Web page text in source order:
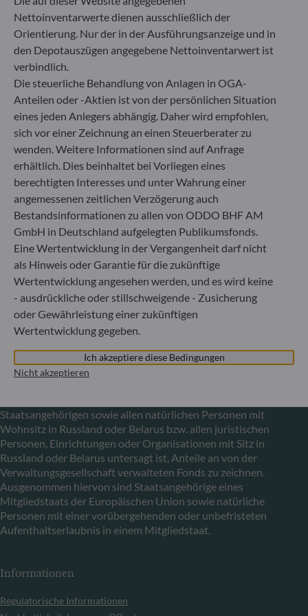
Deutschland
+49 (0) 69 920 50 0
Von der Bundesanstalt für Finanzdienstleistungsaufsicht
(„BaFin“) zugelassene und beaufsichtigte
Fondsverwaltungsgesellschaft
Handelsregister : HRB 11971 Amtsgericht Düsseldorf
ODDO BHF Asset Management LUX
6, rue Gabriel Lippmann
L-5365 Munsbach
+352 45 76 76 245
Von der Luxemburger Commission de Surveillance du
Secteur Financier (CSSF) zugelassene
Fondsverwaltungsgesellschaft, Handelsregisternummer: B
29891
Mitteilung zu EU-Sanktionen gegen Russland
im Zusammenhang mit der Ukraine-Krise verhängten
Sanktionen informieren wir Sie darüber, dass es gemäß den
Staatsangehörigen sowie allen natürlichen Personen mit
Wohnsitz in Russland oder Belarus bzw. allen juristischen
Personen, Einrichtungen oder Organisationen mit Sitz in
Russland oder Belarus untersagt ist, Anteile an von der
Verwaltungsgesellschaft verwalteten Fonds zu zeichnen.
Ausgenommen hiervon sind Staatsangehörige eines
Mitgliedstaats der Europäischen Union sowie natürliche
Personen mit einer vorübergehenden oder unbefristeten
Aufenthaltserlaubnis in einem Mitgliedstaat.
Informationen
Regulatorische Informationen
Nettoinventarwerte dienen ausschließlich der
Orientierung. Nur der in der Ausführungsanzeige und in
den Depotauszügen angegebene Nettoinventarwert ist
verbindlich.
Die steuerliche Behandlung von Anlagen in OGA-
Anteilen oder -Aktien ist von der persönlichen Situation
eines jeden Anlegers abhängig. Daher wird empfohlen,
sich vor einer Zeichnung an einen Steuerberater zu
wenden. Weitere Informationen sind auf Anfrage
erhältlich. Dies beinhaltet bei Vorliegen eines
berechtigten Interesses und unter Wahrung einer
angemessenen zeitlichen Verzögerung auch
Bestandsinformationen zu allen von ODDO BHF AM
GmbH in Deutschland aufgelegten Publikumsfonds.
Eine Wertentwicklung in der Vergangenheit darf nicht
als Hinweis oder Garantie für die zukünftige
Wertentwicklung angesehen werden, und es wird keine
- ausdrückliche oder stillschweigende - Zusicherung
oder Gewährleistung einer zukünftigen
Wertentwicklung gegeben.
Ich akzeptiere diese Bedingungen
Nicht akzeptieren